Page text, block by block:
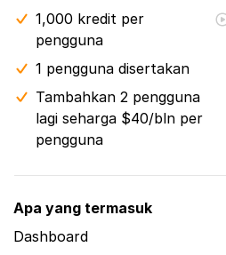
1,000 kredit per
pengguna
1 pengguna disertakan
Tambahkan 2 pengguna
lagi seharga $40/bln per
pengguna
Apa yang termasuk
Dashboard